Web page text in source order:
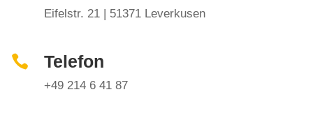
Eifelstr. 21 | 51371 Leverkusen
 Telefon
+49 214 6 41 87